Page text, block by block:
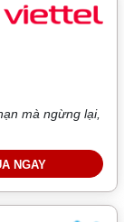
mà ngừng lại,
NGAY